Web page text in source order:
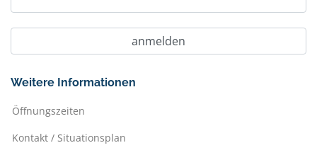
Weitere Informationen
Öffnungszeiten
Kontakt / Situationsplan